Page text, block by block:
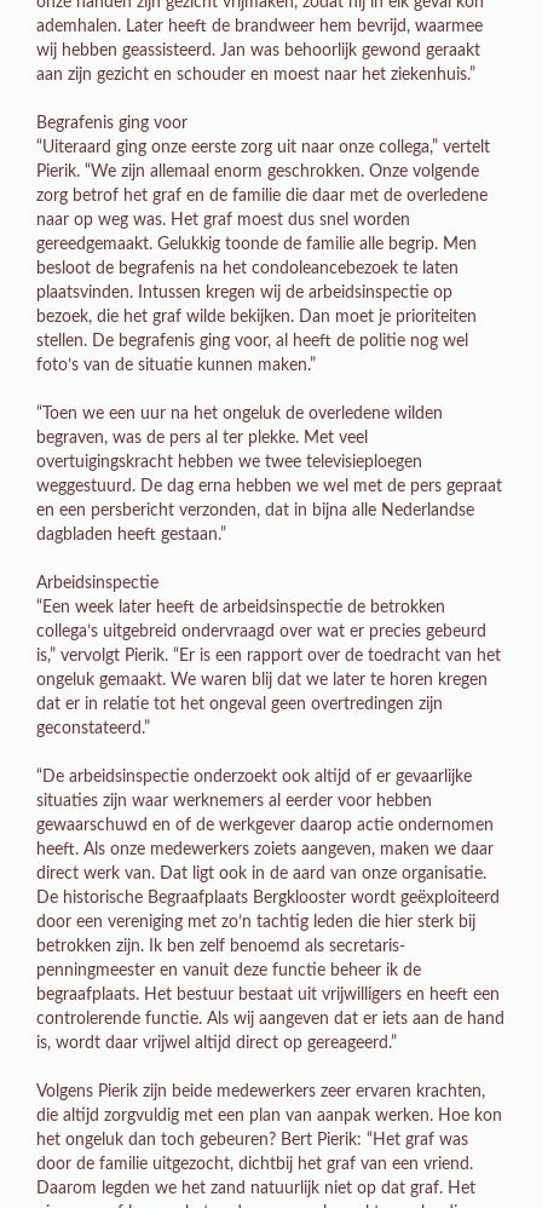
ademhalen. Later heeft de brandweer hem bevrijd, waarmee
wij hebben geassisteerd. Jan was behoorlijk gewond geraakt
aan zijn gezicht en schouder en moest naar het ziekenhuis.”
Begrafenis ging voor
“Uiteraard ging onze eerste zorg uit naar onze collega,” vertelt
Pierik. “We zijn allemaal enorm geschrokken. Onze volgende
zorg betrof het graf en de familie die daar met de overledene
naar op weg was. Het graf moest dus snel worden
gereedgemaakt. Gelukkig toonde de familie alle begrip. Men
besloot de begrafenis na het condoleancebezoek te laten
plaatsvinden. Intussen kregen wij de arbeidsinspectie op
bezoek, die het graf wilde bekijken. Dan moet je prioriteiten
stellen. De begrafenis ging voor, al heeft de politie nog wel
foto’s van de situatie kunnen maken.”
“Toen we een uur na het ongeluk de overledene wilden
begraven, was de pers al ter plekke. Met veel
overtuigingskracht hebben we twee televisieploegen
weggestuurd. De dag erna hebben we wel met de pers gepraat
en een persbericht verzonden, dat in bijna alle Nederlandse
dagbladen heeft gestaan.”
Arbeidsinspectie
“Een week later heeft de arbeidsinspectie de betrokken
collega’s uitgebreid ondervraagd over wat er precies gebeurd
is,” vervolgt Pierik. “Er is een rapport over de toedracht van het
ongeluk gemaakt. We waren blij dat we later te horen kregen
dat er in relatie tot het ongeval geen overtredingen zijn
geconstateerd.”
“De arbeidsinspectie onderzoekt ook altijd of er gevaarlijke
situaties zijn waar werknemers al eerder voor hebben
gewaarschuwd en of de werkgever daarop actie ondernomen
heeft. Als onze medewerkers zoiets aangeven, maken we daar
direct werk van. Dat ligt ook in de aard van onze organisatie.
De historische Begraafplaats Bergklooster wordt geëxploiteerd
door een vereniging met zo’n tachtig leden die hier sterk bij
betrokken zijn. Ik ben zelf benoemd als secretaris-
penningmeester en vanuit deze functie beheer ik de
begraafplaats. Het bestuur bestaat uit vrijwilligers en heeft een
controlerende functie. Als wij aangeven dat er iets aan de hand
is, wordt daar vrijwel altijd direct op gereageerd.”
Volgens Pierik zijn beide medewerkers zeer ervaren krachten,
die altijd zorgvuldig met een plan van aanpak werken. Hoe kon
het ongeluk dan toch gebeuren? Bert Pierik: “Het graf was
door de familie uitgezocht, dichtbij het graf van een vriend.
Daarom legden we het zand natuurlijk niet op dat graf. Het